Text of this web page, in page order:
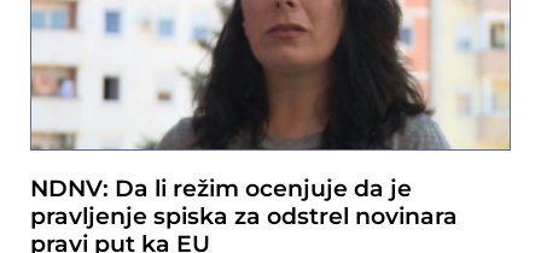
NDNV: Da li režim ocenjuje da je
pravljenje spiska za odstrel novinara
pravi put ka EU